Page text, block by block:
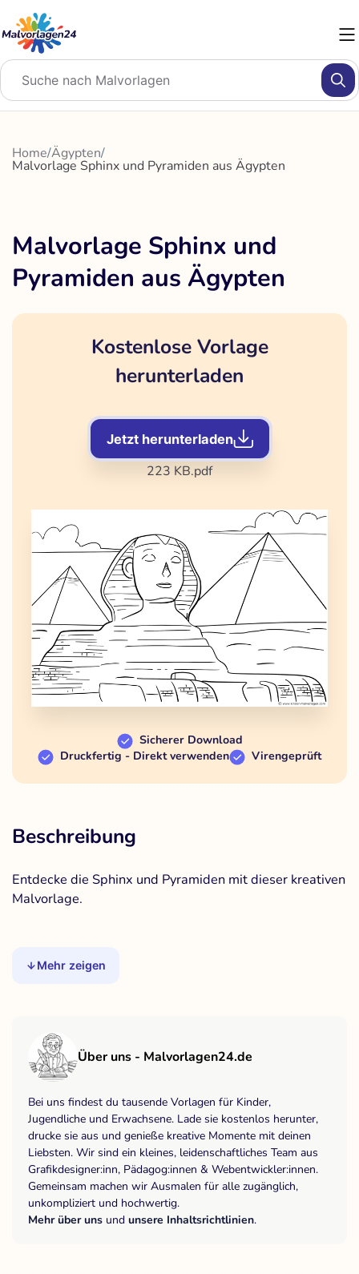
Inhalt
springen
Home/Ägypten/
Malvorlage Sphinx und Pyramiden aus Ägypten
Malvorlage Sphinx und
Pyramiden aus Ägypten
Kostenlose Vorlage
herunterladen
Jetzt herunterladen
223 KB.pdf
Sicherer Download
Druckfertig - Direkt verwenden
Virengeprüft
Beschreibung
Entdecke die Sphinx und Pyramiden mit dieser kreativen
Malvorlage.
Mehr zeigen
Über uns - Malvorlagen24.de
Bei uns findest du tausende Vorlagen für Kinder,
Jugendliche und Erwachsene. Lade sie kostenlos herunter,
drucke sie aus und genieße kreative Momente mit deinen
Liebsten. Wir sind ein kleines, leidenschaftliches Team aus
Grafikdesigner:inn, Pädagog:innen & Webentwickler:innen.
Gemeinsam machen wir Ausmalen für alle zugänglich,
unkompliziert und hochwertig.
Mehr über uns und unsere Inhaltsrichtlinien.